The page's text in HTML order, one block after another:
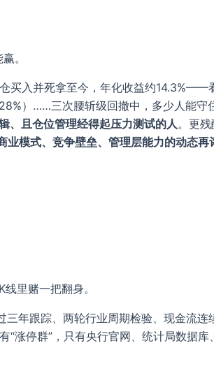
。
买入并死拿至今，年化收益约
）……三次腰斩级回撤中，多少人能守
、且仓位管理经得起压力测试的人 。更
业模式、竞争壁垒、管理层能力的动态再
里赌一把翻身。
年跟踪、两轮行业周期检验、现金流
“涨停群”，只有央行官网、统计局数据